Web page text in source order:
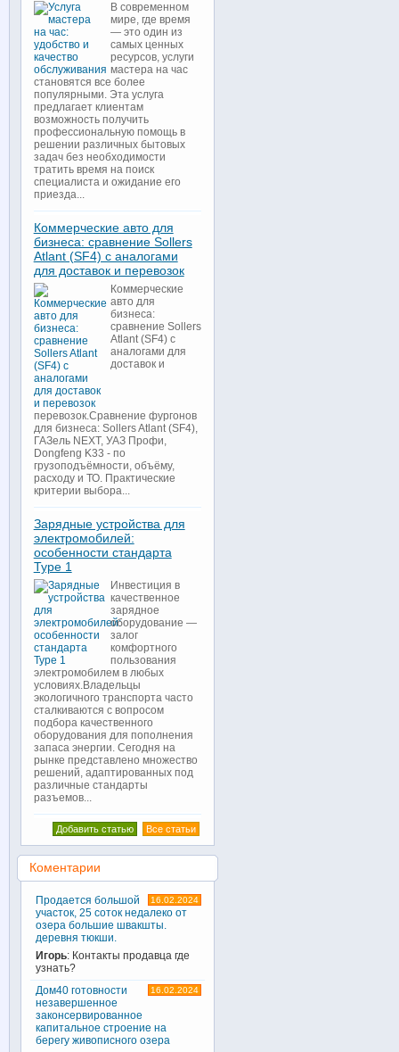
В современном
мире, где время
— это один из
самых ценных
ресурсов, услуги
мастера на час
становятся все более
популярными. Эта услуга
предлагает клиентам
возможность получить
профессиональную помощь в
решении различных бытовых
задач без необходимости
тратить время на поиск
специалиста и ожидание его
приезда...
Коммерческие авто для
бизнеса: сравнение Sollers
Atlant (SF4) с аналогами
для доставок и перевозок
Коммерческие
авто для
бизнеса:
сравнение Sollers
Atlant (SF4) с
аналогами для
доставок и
перевозок.Сравнение фургонов
для бизнеса: Sollers Atlant (SF4),
ГАЗель NEXT, УАЗ Профи,
Dongfeng K33 - по
грузоподъёмности, объёму,
расходу и ТО. Практические
критерии выбора...
Зарядные устройства для
электромобилей:
особенности стандарта
Type 1
Инвестиция в
качественное
зарядное
оборудование —
залог
комфортного
пользования
электромобилем в любых
условиях.Владельцы
экологичного транспорта часто
сталкиваются с вопросом
подбора качественного
оборудования для пополнения
запаса энергии. Сегодня на
рынке представлено множество
решений, адаптированных под
различные стандарты
разъемов...
Все статьи
Добавить статью
Коментарии
16.02.2024
Продается большой
участок, 25 соток недалеко от
озера большие швакшты.
деревня тюкши.
Игорь: Контакты продавца где
узнать?
16.02.2024
Дом40 готовности
незавершенное
законсервированное
капитальное строение на
берегу живописного озера